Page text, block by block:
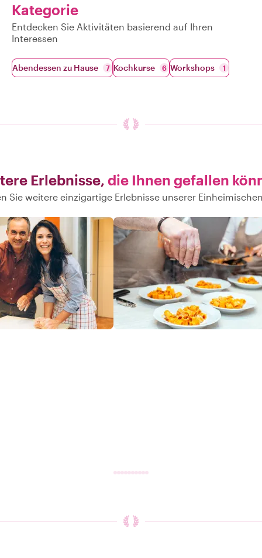
Kategorie
Entdecken Sie Aktivitäten basierend auf Ihren
Interessen
Abendessen zu Hause 7 Kochkurse 6 Workshops 1
Erlebnisse, die Ihnen gefallen
Sie weitere einzigartige Erlebnisse unserer